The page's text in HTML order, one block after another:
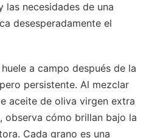
las necesidades de una
desesperadamente el
a campo después de la
persistente. Al mezclar
aceite de oliva virgen extra
observa cómo brillan bajo la
Cada grano es una